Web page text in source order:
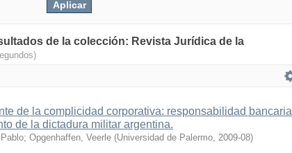
de la colección: Revista Jurídica de la
de la complicidad corporativa: responsabilidad bancaria
de la dictadura militar argentina.
; Opgenhaffen, Veerle (Universidad de Palermo, 2009-08)